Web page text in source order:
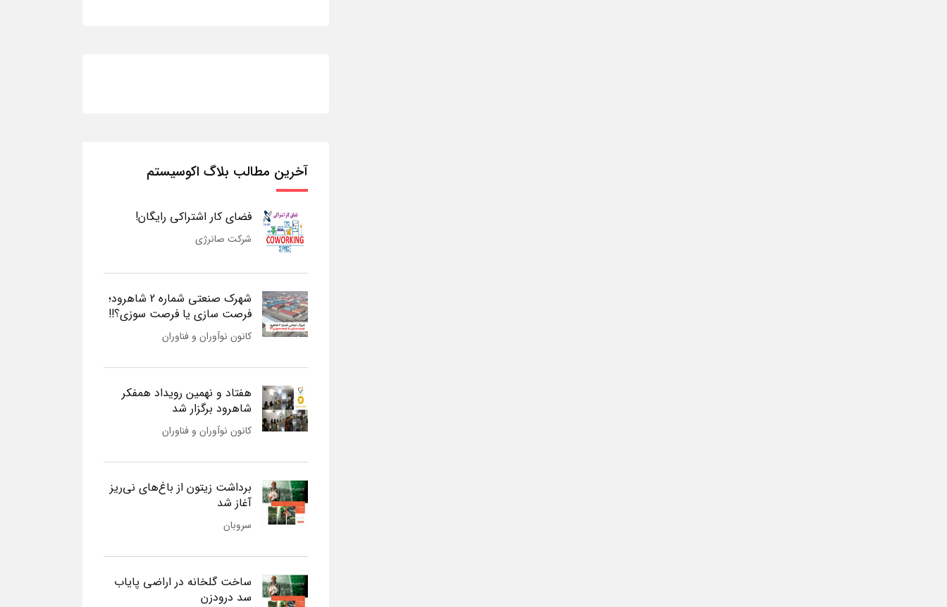
آخرین مطالب بلاگ اکوسیستم
فضای کار اشتراکی رایگان!
شرکت صانرژی
شهرک صنعتی شماره 2 شاهرود؛
فرصت سازی یا فرصت سوزی؟!!
کانون نوآوران و فناوران
هفتاد و نهمین رویداد همفکر
شاهرود برگزار شد
کانون نوآوران و فناوران
برداشت زیتون از باغ‌های نی‌ریز
آغاز شد
سروبان
ساخت گلخانه در اراضی پایاب
سد درودزن